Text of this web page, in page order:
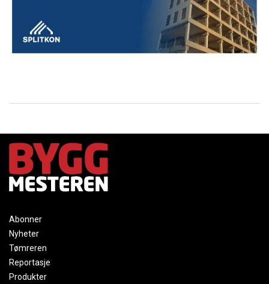
Abonner
Nyheter
Tømreren
Reportasje
Produkter